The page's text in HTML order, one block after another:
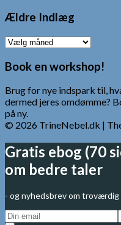
Ældre Indlæg
Ældre
Indlæg
Book en workshop!
Brug for nye indspark til,
dermed jeres omdømme?
på ny.
© 2026 TrineNebel.dk |
Gratis ebog (70
om bedre taler
- og nyhedsbrev om troværdig